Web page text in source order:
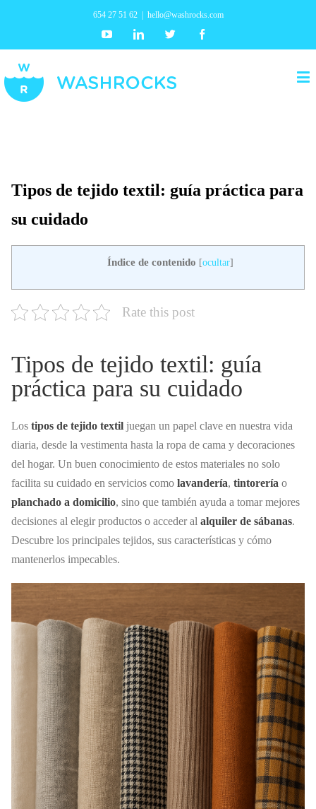
654 27 51 62 hello@washrocks.com
YoutubeLinkedin Twitter
Tipos de tejido textil: guía práctica para
su cuidado
Índice de contenido [ocultar]
Rate this post
Tipos de tejido textil: guía
práctica para su cuidado
Los tipos de tejido textil juegan un papel clave en nuestra vida
diaria, desde la vestimenta hasta la ropa de cama y decoraciones
del hogar. Un buen conocimiento de estos materiales no solo
facilita su cuidado en servicios como lavandería, tintorería o
planchado a domicilio, sino que también ayuda a tomar mejores
decisiones al elegir productos o acceder al alquiler de sábanas.
Descubre los principales tejidos, sus características y cómo
mantenerlos impecables.